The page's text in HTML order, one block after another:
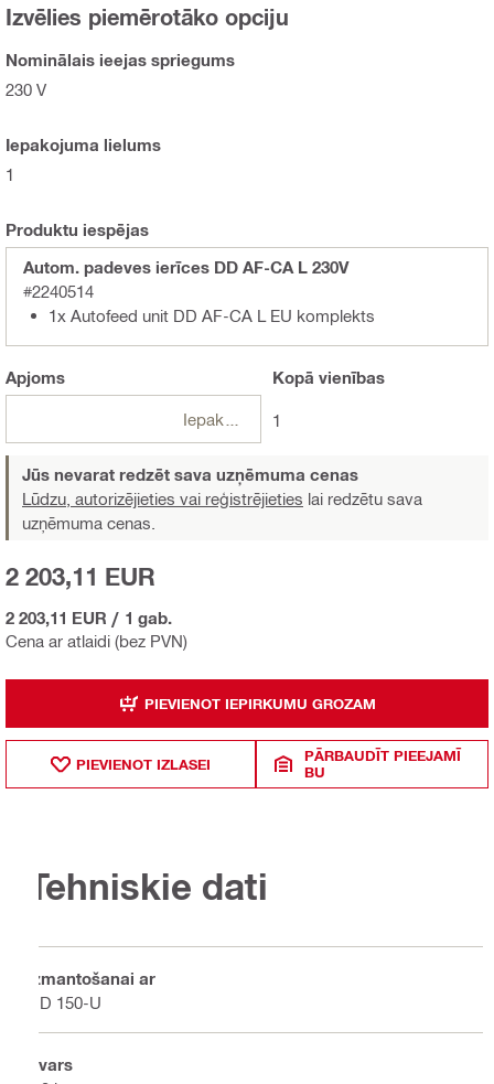
Izvēlies piemērotāko opciju
Nominālais ieejas spriegums
230 V
Iepakojuma lielums
1
Produktu iespējas
Autom. padeves ierīces DD AF-CA L 230V
#2240514
1x Autofeed unit DD AF-CA L EU komplekts
Apjoms Kopā vienības
1
Jūs nevarat redzēt sava uzņēmuma cenas
Lūdzu, autorizējieties vai reģistrējieties lai redzētu sava
uzņēmuma cenas.
Cena ar atlaidi (bez PVN)
2 203,11 EUR
2 203,11 EUR / 1 gab.
PIEVIENOT IEPIRKUMU GROZAM
PIEVIENOT IZLASEI
PĀRBAUDĪT PIEEJAMĪ
BU
Tehniskie dati
Izmantošanai ar
DD 150-U
Svars